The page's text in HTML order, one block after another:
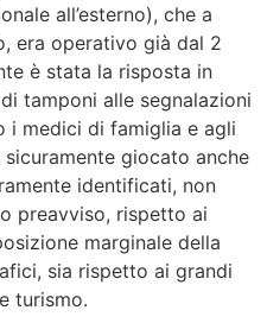
all’esterno), che a
era operativo già dal 2
è stata la risposta in
tamponi alle segnalazioni
i medici di famiglia e agli
giocato anche
identificati, non
preavviso, rispetto ai
marginale della
sia rispetto ai grandi
turismo.